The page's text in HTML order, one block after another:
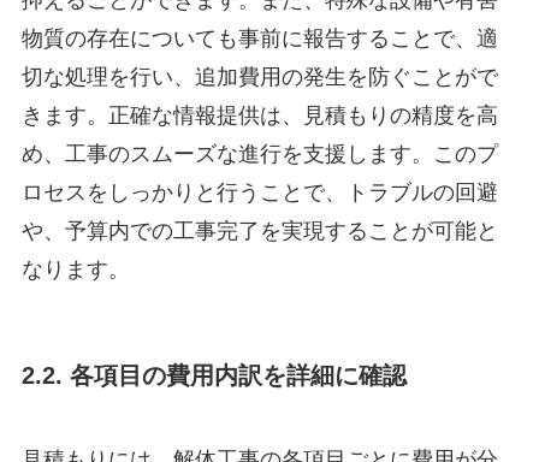
物質の存在についても事前に報告することで、適
切な処理を行い、追加費用の発生を防ぐことがで
きます。正確な情報提供は、見積もりの精度を高
め、工事のスムーズな進行を支援します。このプ
ロセスをしっかりと行うことで、トラブルの回避
や、予算内での工事完了を実現することが可能と
なります。
2.2. 各項目の費用内訳を詳細に確認